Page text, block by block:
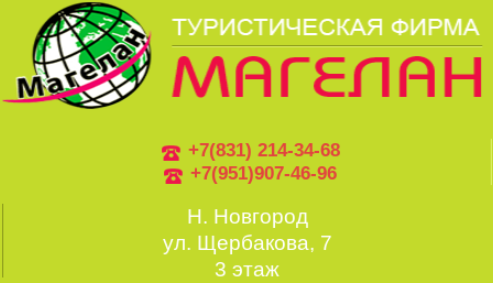
+7(831) 214-34-68
+7(951)907-46-96
Н. Новгород
ул. Щербакова, 7
3 этаж